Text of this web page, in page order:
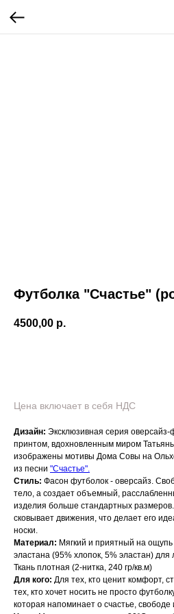
Футболка "Счастье"
4500,00 р.
Цена включает в себя НДС
Дизайн: Эксклюзивная серия
принтом, вдохновленным миром
изображены мотивы Дома Совы на
из песни "Счастье".
Стиль: Фасон футболок - оверсайз.
тело, а создает объемный,
изделия больше стандартных
сковывает движения, что делает его
носки.
Материал: Мягкий и приятный на
эластана (95% хлопок, 5% эластан) для
Ткань плотная (2-нитка, 240 гр/кв.м)
Для кого: Для тех, кто ценит комфорт,
тех, кто хочет носить не просто
которая напоминает о счастье, свободе